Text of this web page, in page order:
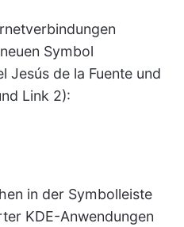
Symbol
Jesús de la Fuente und
Link 2):
in der Symbolleiste
KDE-Anwendungen